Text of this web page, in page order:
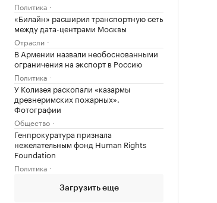
Политика
«Билайн» расширил транспортную сеть
между дата-центрами Москвы
Отрасли
В Армении назвали необоснованными
ограничения на экспорт в Россию
Политика
У Колизея раскопали «казармы
древнеримских пожарных».
Фотографии
Общество
Генпрокуратура признала
нежелательным фонд Human Rights
Foundation
Политика
Загрузить еще